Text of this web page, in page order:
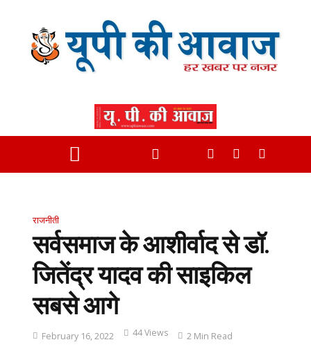
राजनीती
सर्वसमाज के आशीर्वाद से डॉ.
जितेंद्र यादव की साइकिल
सबसे आगे
February 16, 2022 44 Views 2 Min Read